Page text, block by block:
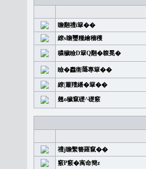
瞻翻禮i簞��
繚s瞻璽糧繪穡穫
穠穢瞼D簞Q翻�䪖冕�
瞼�䆐衛𦻕專簞��
繚|簫羶繙�簞��
翹o穢竄礎^礎竅
禮j瞻繫簪羅竄��
竅P竅�㝢命簡z